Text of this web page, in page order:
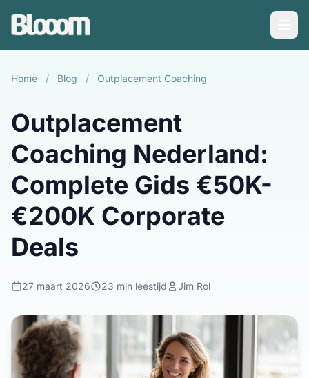
Home / Blog / Outplacement Coaching
Outplacement
Coaching Nederland:
Complete Gids €50K-
€200K Corporate
Deals
27 maart 2026 23 min leestijd Jim Rol